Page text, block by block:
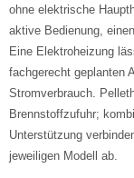
ohne elektrische
aktive Bedienung,
Eine Elektroheizung
fachgerecht geplanten
Stromverbrauch.
Brennstoffzufuhr;
Unterstützung
jeweiligen Modell ab.